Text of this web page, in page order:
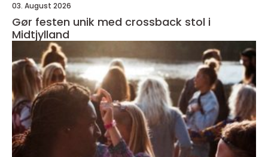
03. August 2026
Gør festen unik med crossback stol i
Midtjylland